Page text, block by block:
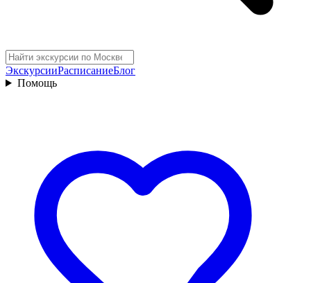
ЭкскурсииРасписаниеБлог
Помощь